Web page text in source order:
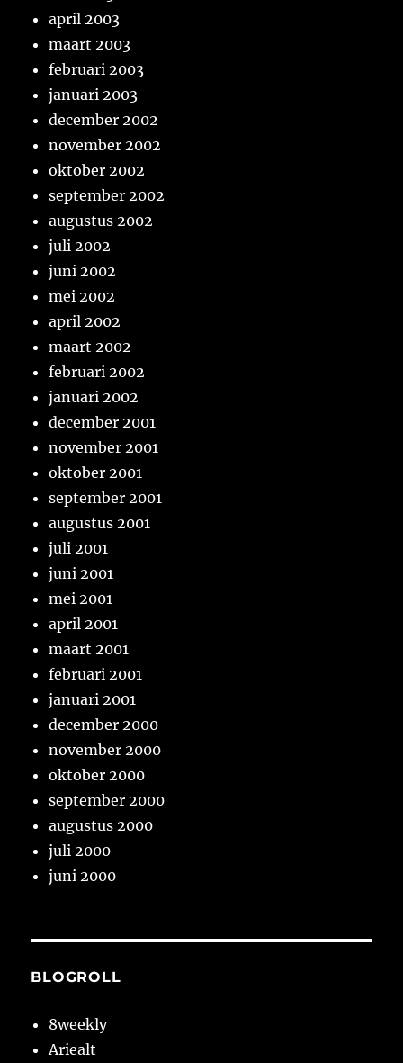
april 2003
maart 2003
februari 2003
januari 2003
december 2002
november 2002
oktober 2002
september 2002
augustus 2002
juli 2002
juni 2002
mei 2002
april 2002
maart 2002
februari 2002
januari 2002
december 2001
november 2001
oktober 2001
september 2001
augustus 2001
juli 2001
juni 2001
mei 2001
april 2001
maart 2001
februari 2001
januari 2001
december 2000
november 2000
oktober 2000
september 2000
augustus 2000
juli 2000
juni 2000
BLOGROLL
8weekly
Ariealt